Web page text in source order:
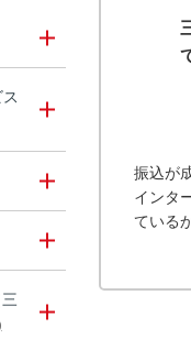
振込が
インタ
ている